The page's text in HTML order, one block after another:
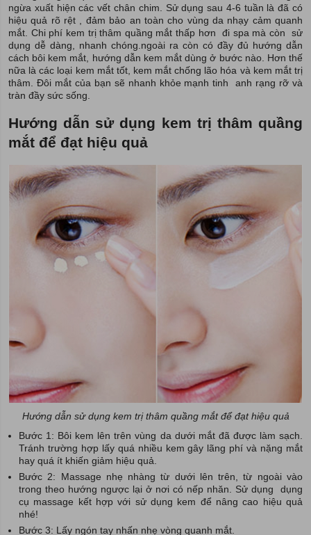
ngừa xuất hiện các vết chân chim. Sử dụng sau 4-6 tuần là đã có
hiệu quả rõ rệt , đảm bảo an toàn cho vùng da nhạy cảm quanh
mắt. Chi phí kem trị thâm quầng mắt thấp hơn đi spa mà còn sử
dụng dễ dàng, nhanh chóng.ngoài ra còn có đầy đủ hướng dẫn
cách bôi kem mắt, hướng dẫn kem mắt dùng ở bước nào. Hơn thế
nữa là các loại kem mắt tốt, kem mắt chống lão hóa và kem mắt trị
thâm. Đôi mắt của bạn sẽ nhanh khỏe mạnh tinh anh rạng rỡ và
tràn đầy sức sống.
Hướng dẫn sử dụng kem trị thâm quầng
mắt để đạt hiệu quả
Hướng dẫn sử dụng kem trị thâm quầng mắt để đạt hiệu quả
Bước 1: Bôi kem lên trên vùng da dưới mắt đã được làm sạch.
Tránh trường hợp lấy quá nhiều kem gây lãng phí và nặng mắt
hay quá ít khiến giảm hiệu quả.
Bước 2: Massage nhẹ nhàng từ dưới lên trên, từ ngoài vào
trong theo hướng ngược lại ở nơi có nếp nhăn. Sử dụng dụng
cụ massage kết hợp với sử dụng kem để nâng cao hiệu quả
nhé!
Bước 3: Lấy ngón tay nhấn nhẹ vòng quanh mắt.